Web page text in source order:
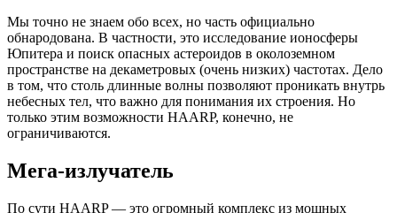
Мы точно не знаем обо всех, но часть официально
обнародована. В частности, это исследование ионосферы
Юпитера и поиск опасных астероидов в околоземном
пространстве на декаметровых (очень низких) частотах. Дело
в том, что столь длинные волны позволяют проникать внутрь
небесных тел, что важно для понимания их строения. Но
только этим возможности HAARP, конечно, не
ограничиваются.
Мега-излучатель
По сути HAARP — это огромный комплекс из мощных